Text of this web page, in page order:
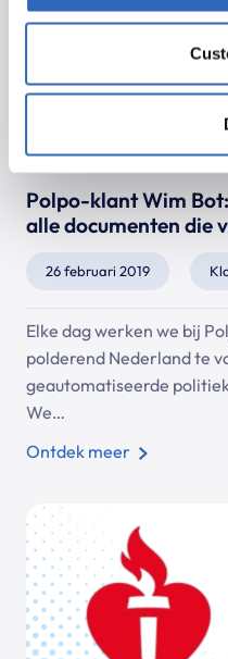
Polpo-klant Wim
alle documenten die
26 februari 2019
Elke dag werken we bij
polderend Nederland te
geautomatiseerde
We…
Ontdek meer